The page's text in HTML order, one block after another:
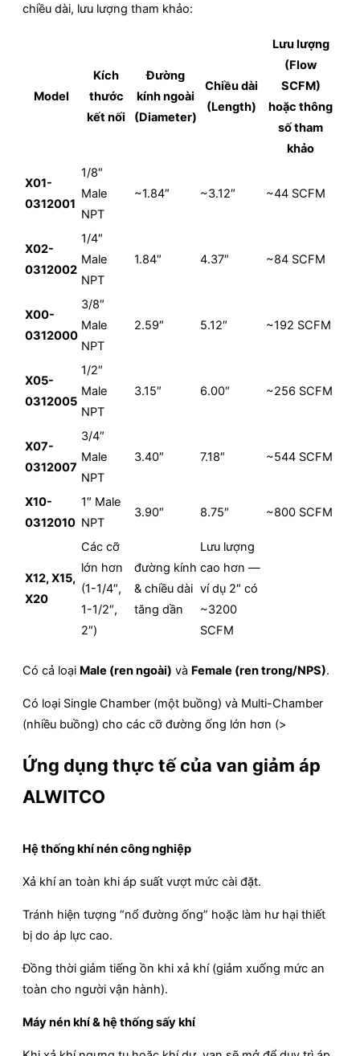
chiều dài, lưu lượng tham khảo:
Model
Kích
thước
kết nối
Đường
kính ngoài
(Diameter)
Chiều dài
(Length)
Lưu lượng
(Flow
SCFM)
hoặc thông
số tham
khảo
X01-
0312001
1/8″
Male
NPT
~1.84″ ~3.12″ ~44 SCFM
X02-
0312002
1/4″
Male
NPT
1.84″ 4.37″ ~84 SCFM
X00-
0312000
3/8″
Male
NPT
2.59″ 5.12″ ~192 SCFM
X05-
0312005
1/2″
Male
NPT
3.15″ 6.00″ ~256 SCFM
X07-
0312007
3/4″
Male
NPT
3.40″ 7.18″ ~544 SCFM
X10-
0312010
1″ Male
NPT
3.90″ 8.75″ ~800 SCFM
X12, X15,
X20
Các cỡ
lớn hơn
(1-1/4″,
1-1/2″,
2″)
đường kính
& chiều dài
tăng dần
Lưu lượng
cao hơn —
ví dụ 2″ có
~3200
SCFM
Có cả loại Male (ren ngoài) và Female (ren trong/NPS).
Có loại Single Chamber (một buồng) và Multi-Chamber
(nhiều buồng) cho các cỡ đường ống lớn hơn (>
Ứng dụng thực tế của van giảm áp
ALWITCO
Hệ thống khí nén công nghiệp
Xả khí an toàn khi áp suất vượt mức cài đặt.
Tránh hiện tượng “nổ đường ống” hoặc làm hư hại thiết
bị do áp lực cao.
Đồng thời giảm tiếng ồn khi xả khí (giảm xuống mức an
toàn cho người vận hành).
Máy nén khí & hệ thống sấy khí